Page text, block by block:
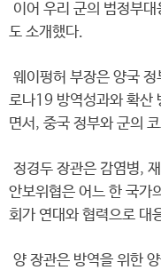
이어 우리 군의 범정부
도 소개했다.
웨이펑허 부장은 양국
로나19 방역성과와 확산
면서, 중국 정부와 군의
정경두 장관은 감염병,
안보위협은 어느 한 국가
회가 연대와 협력으로 대
양 장관은 방역을 위한